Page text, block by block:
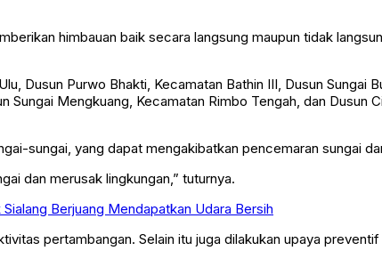
himbauan baik secara langsung maupun tidak
Dusun Purwo Bhakti, Kecamatan Bathin III, Dusun Sungai
Mengkuang, Kecamatan Rimbo Tengah, dan Dusun
sungai, yang dapat mengakibatkan pencemaran sungai
dan merusak lingkungan,” tuturnya.
Berjuang Mendapatkan Udara Bersih
pertambangan. Selain itu juga dilakukan upaya